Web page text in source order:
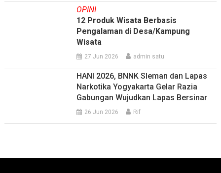
OPINI
12 Produk Wisata Berbasis
Pengalaman di Desa/Kampung
Wisata
27 Jun 2026 admin satu
HANI 2026, BNNK Sleman dan Lapas
Narkotika Yogyakarta Gelar Razia
Gabungan Wujudkan Lapas Bersinar
26 Jun 2026 Rif